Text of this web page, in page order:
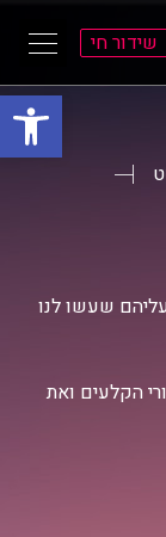
פתח
שידור חי
שעשו לנו
הקלעים ואת